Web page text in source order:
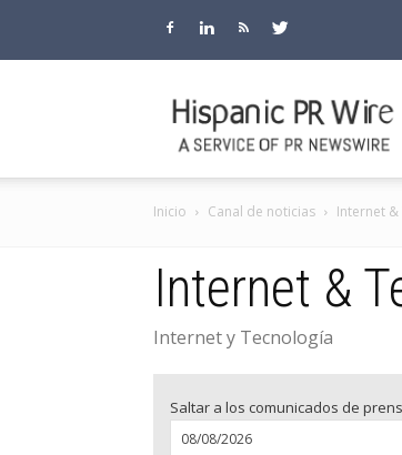
Inicio Canal de noticias Internet
Internet &
Internet y Tecnología
Saltar a los comunicados de